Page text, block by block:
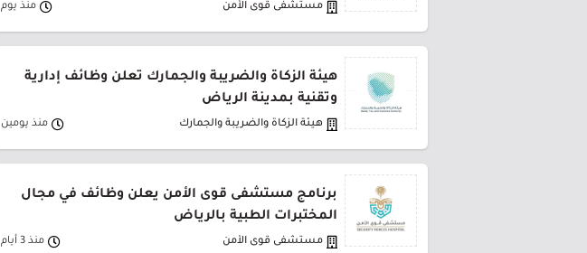
مستشفى قوى الأمن منذ يوم
هيئة الزكاة والضريبة والجمارك تعلن وظائف إدارية
وتقنية بمدينة الرياض
هيئة الزكاة والضريبة والجمارك منذ يومين
برنامج مستشفى قوى الأمن يعلن وظائف في مجال
المختبرات الطبية بالرياض
مستشفى قوى الأمن منذ 3 أيام